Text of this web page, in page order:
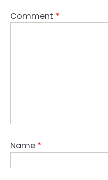
Comment *
Name *